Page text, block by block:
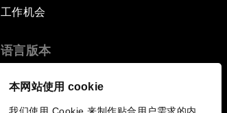
本网站使用 cookie
工作机会
语言版本